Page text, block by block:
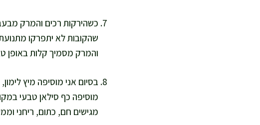
כשהירקות רכים והמרק
והמרק מסמיך קלות באופן
בסיום אני מוסיפה מיץ
מגישים חם, כתום, ריחני